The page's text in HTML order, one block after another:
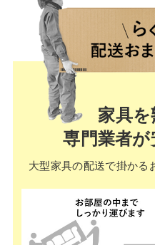
家具を
専門業者が
大型家具の配送で掛かる